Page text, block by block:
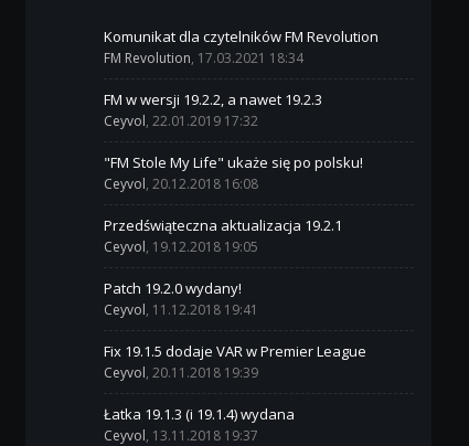
Komunikat dla czytelników FM Revolution
FM Revolution, 17.03.2021 18:34
FM w wersji 19.2.2, a nawet 19.2.3
Ceyvol, 22.01.2019 17:32
"FM Stole My Life" ukaże się po polsku!
Ceyvol, 20.12.2018 16:08
Przedświąteczna aktualizacja 19.2.1
Ceyvol, 19.12.2018 19:05
Patch 19.2.0 wydany!
Ceyvol, 11.12.2018 19:41
Fix 19.1.5 dodaje VAR w Premier League
Ceyvol, 20.11.2018 19:39
Łatka 19.1.3 (i 19.1.4) wydana
Ceyvol, 13.11.2018 19:37